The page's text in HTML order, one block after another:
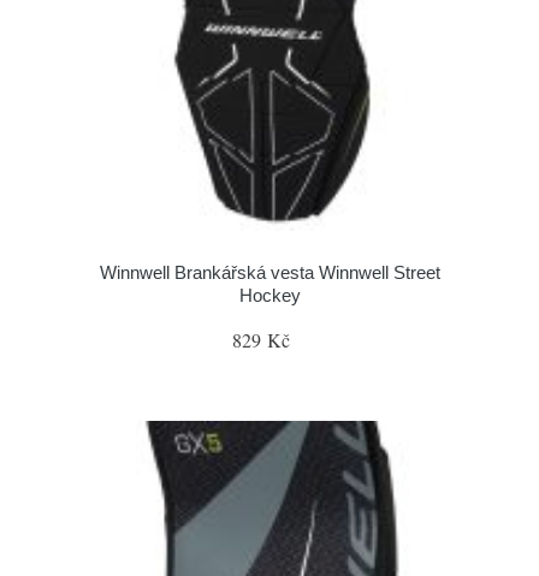
Winnwell Brankářská vesta Winnwell Street
Hockey
829 Kč